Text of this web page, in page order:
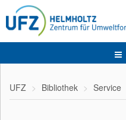
UFZ Bibliothek Service